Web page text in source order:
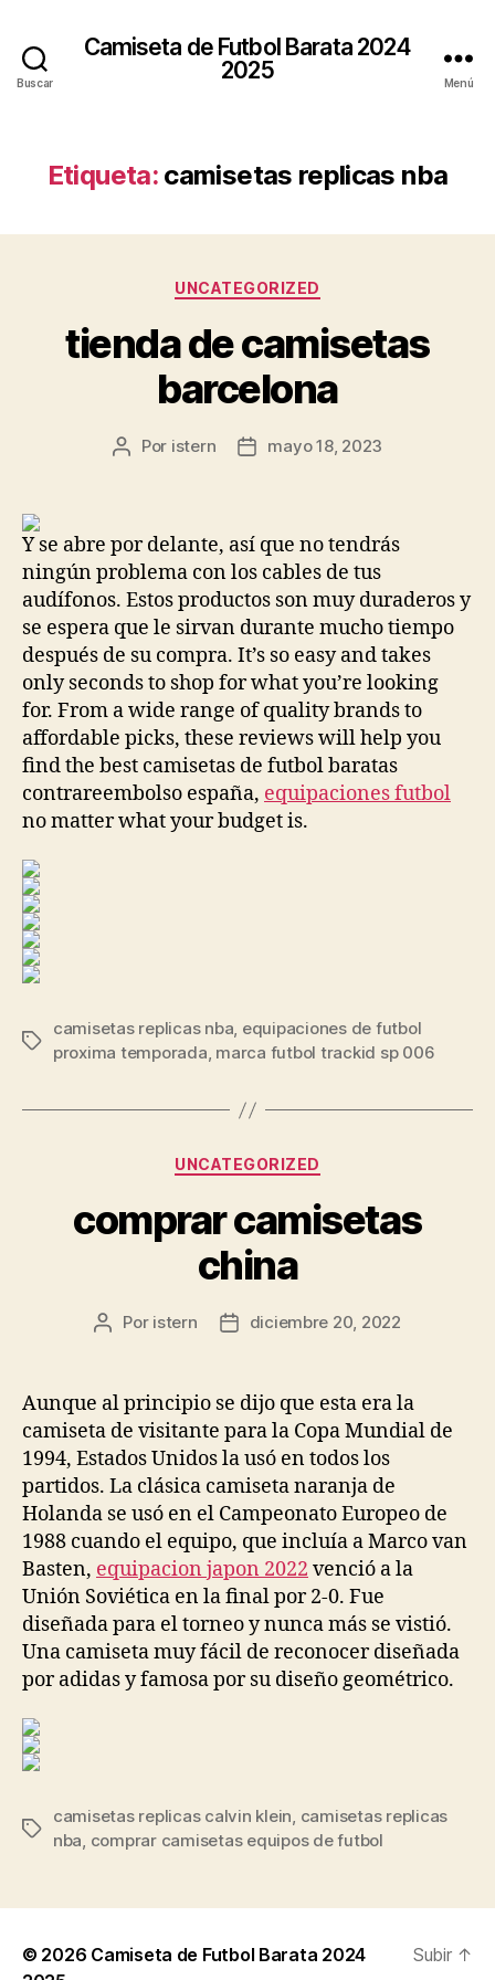
Buscar
Camiseta de Futbol Barata 2024
2025
Menú
Etiqueta: camisetas replicas nba
Categorías
UNCATEGORIZED
tienda de camisetas
barcelona
Autor
Por istern
Fechamayo 18, 2023
Y se abre por delante, así que no tendrás
ningún problema con los cables de tus
audífonos. Estos productos son muy duraderos y
se espera que le sirvan durante mucho tiempo
después de su compra. It’s so easy and takes
only seconds to shop for what you’re looking
for. From a wide range of quality brands to
affordable picks, these reviews will help you
find the best camisetas de futbol baratas
contrareembolso españa, equipaciones futbol
no matter what your budget is.
Etiquetas
camisetas replicas nba, equipaciones de futbol
proxima temporada, marca futbol trackid sp 006
Categorías
UNCATEGORIZED
comprar camisetas
china
Autor
entrada
Por istern
Fecha
entrada
diciembre 20, 2022
Aunque al principio se dijo que esta era la
camiseta de visitante para la Copa Mundial de
1994, Estados Unidos la usó en todos los
partidos. La clásica camiseta naranja de
Holanda se usó en el Campeonato Europeo de
1988 cuando el equipo, que incluía a Marco van
Basten, equipacion japon 2022 venció a la
Unión Soviética en la final por 2-0. Fue
diseñada para el torneo y nunca más se vistió.
Una camiseta muy fácil de reconocer diseñada
por adidas y famosa por su diseño geométrico.
Etiquetas
camisetas replicas calvin klein, camisetas replicas
nba, comprar camisetas equipos de futbol
© 2026 Camiseta de Futbol Barata 2024
Subir ↑